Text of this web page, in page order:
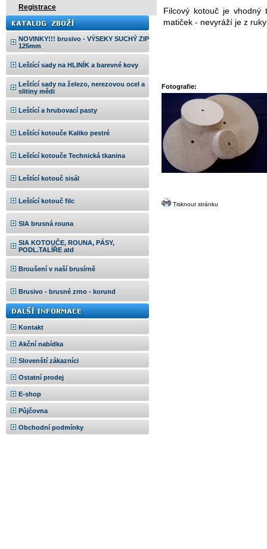
Registrace
NOVINKY!!! brusivo - VÝSEKY SUCHÝ ZIP
125mm
Leštící sady na HLINÍK a barevné kovy
Leštící sady na železo, nerezovou ocel a
slitiny mědi
Leštící a hrubovací pasty
Leštící kotouče Kaliko pestré
Leštící kotouče Technická tkanina
Leštící kotouč sisál
Leštící kotouč filc
SIA brusná rouna
SIA KOTOUČE, ROUNA, PÁSY,
PODL.TALÍŘE atd
Broušení v naší brusírně
Brusivo - brusné zrno - korund
Kontakt
Akční nabídka
Slovenští zákazníci
Ostatní prodej
E-shop
Půjčovna
Obchodní podmínky
Filcový kotouč je
matiček - nevyráží je z
Fotografie:
Tisknout stránku